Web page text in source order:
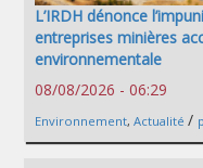
L’IRDH dénonce
entreprises minières
environnementale
08/08/2026 - 06:29
Environnement, Actualité /